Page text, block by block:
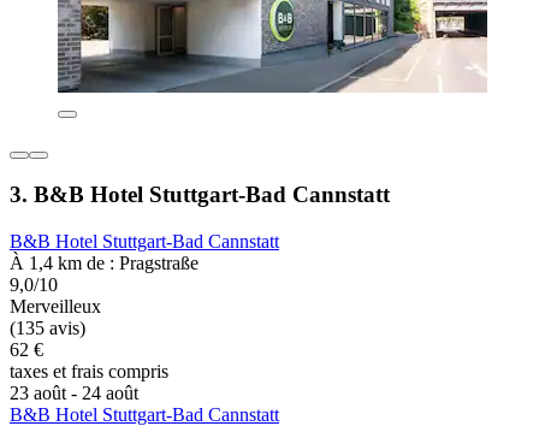
3. B&B Hotel Stuttgart-Bad Cannstatt
B&B Hotel Stuttgart-Bad Cannstatt
À 1,4 km de : Pragstraße
9,0/10
Merveilleux
(135 avis)
62 €
taxes et frais compris
23 août - 24 août
B&B Hotel Stuttgart-Bad Cannstatt